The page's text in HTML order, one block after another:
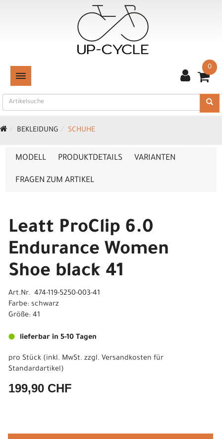
TOGGLE NAVIGATION
0
BEKLEIDUNG SCHUHE
MODELL PRODUKTDETAILS VARIANTEN
FRAGEN ZUM ARTIKEL
Leatt ProClip 6.0
Endurance Women
Shoe black 41
Art.Nr. 474-119-5250-003-41
Farbe: schwarz
Größe: 41
lieferbar in 5-10 Tagen
pro Stück (inkl. MwSt. zzgl. Versandkosten für
Standardartikel)
199,90 CHF